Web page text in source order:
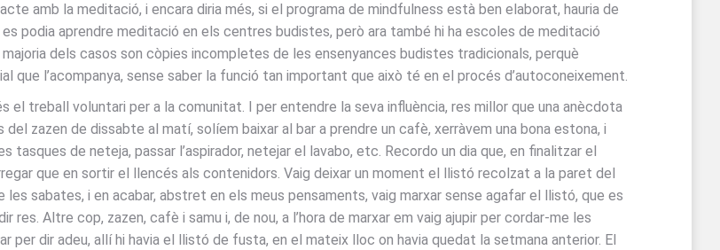
amb la meditació, i encara diria més, si el programa de mindfulness està ben elaborat, hauria de
podia aprendre meditació en els centres budistes, però ara també hi ha escoles de meditació
dels casos son còpies incompletes de les ensenyances budistes tradicionals, perquè
l’acompanya, sense saber la funció tan important que això té en el procés d’autoconeixement.
el treball voluntari per a la comunitat. I per entendre la seva influència, res millor que una anècdota
zazen de dissabte al matí, solíem baixar al bar a prendre un cafè, xerràvem una bona estona, i
tasques de neteja, passar l’aspirador, netejar el lavabo, etc. Recordo un dia que, en finalitzar el
que en sortir el llencés als contenidors. Vaig deixar un moment el llistó recolzat a la paret del
sabates, i en acabar, abstret en els meus pensaments, vaig marxar sense agafar el llistó, que es
res. Altre cop, zazen, cafè i samu i, de nou, a l’hora de marxar em vaig ajupir per cordar-me les
per dir adeu, allí hi havia el llistó de fusta, en el mateix lloc on havia quedat la setmana anterior. El